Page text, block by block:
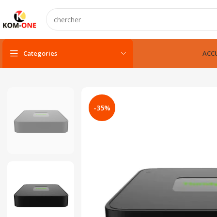
Categories
pc fixe & tout-en-un
Unité centarle
-35%